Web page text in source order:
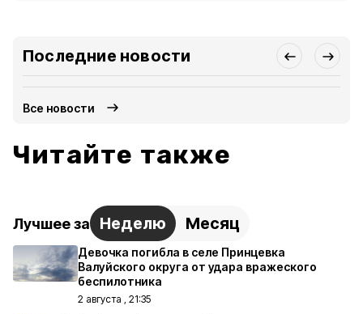
Последние новости
Все новости
Читайте также
Лучшее за Неделю Месяц
Девочка погибла в селе Принцевка
Валуйского округа от удара вражеского
беспилотника
2 августа , 21:35